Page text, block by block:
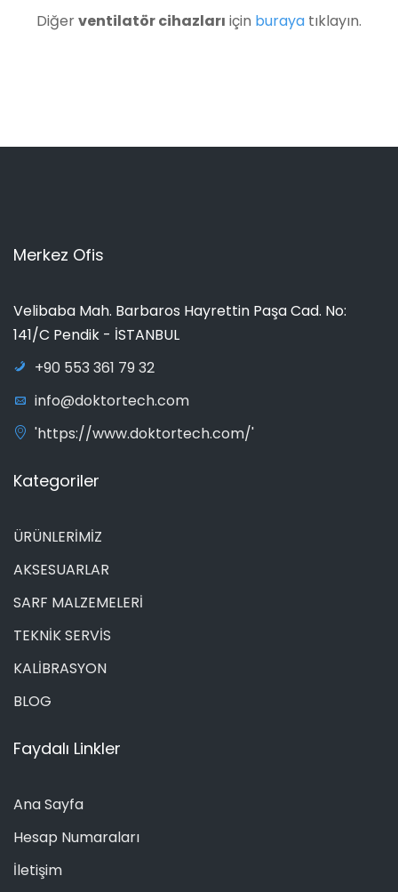
Diğerventilatör cihazları için buraya tıklayın.
Merkez Ofis
Velibaba Mah. Barbaros Hayrettin Paşa Cad. No:
141/C Pendik - İSTANBUL
+90 553 361 79 32
info@doktortech.com
'https://www.doktortech.com/'
Kategoriler
ÜRÜNLERİMİZ
AKSESUARLAR
SARF MALZEMELERİ
TEKNİK SERVİS
KALİBRASYON
BLOG
Faydalı Linkler
Ana Sayfa
Hesap Numaraları
İletişim